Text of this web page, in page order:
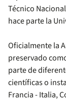
Técnico
hace parte la
Oficialmente la
preservado
parte de
científicas o
Francia - Italia,